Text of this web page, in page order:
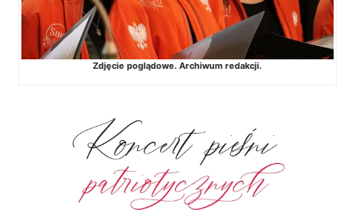
Zdjęcie poglądowe. Archiwum redakcji.